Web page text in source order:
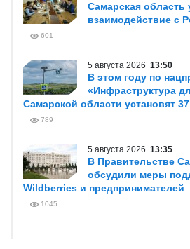
Самарская область
взаимодействие с
601
5 августа 2026 13:50
В этом году по
«Инфраструктура
Самарской области установят
789
5 августа 2026 13:35
В Правительстве
обсудили меры
Wildberries и предпринимателей
1045